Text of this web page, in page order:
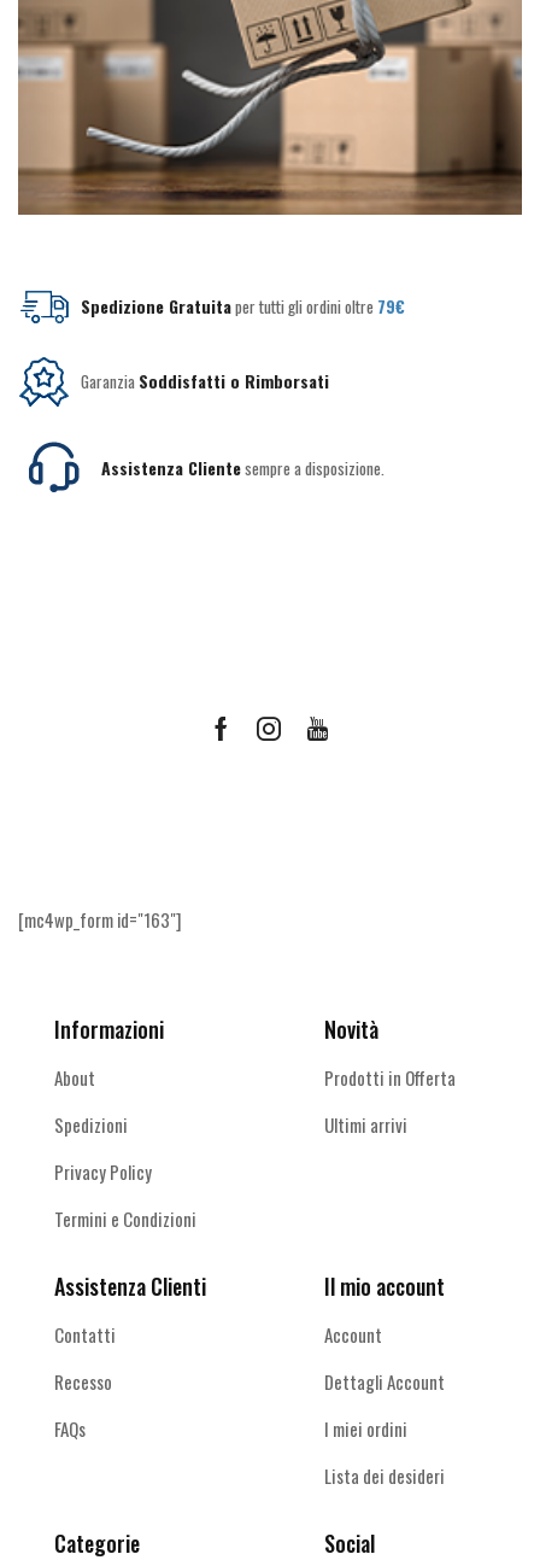
Spedizione Gratuitaper tutti gli ordini oltre 79€
Garanzia Soddisfatti o Rimborsati
Assistenza Clientesempre a disposizione.
FacebookInstagramYoutube
[mc4wp_form id="163"]
Informazioni
About
Spedizioni
Privacy Policy
Termini e Condizioni
Novità
Prodotti in Offerta
Ultimi arrivi
Assistenza Clienti
Contatti
Recesso
FAQs
Il mio account
Account
Dettagli Account
I miei ordini
Lista dei desideri
Categorie Social